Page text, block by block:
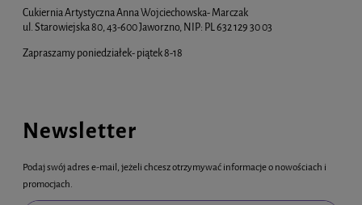
Cukiernia Artystyczna Anna Wojciechowska- Marczak
ul. Starowiejska 80, 43-600 Jaworzno, NIP: PL 632 129 30 03
Zapraszamy poniedziałek- piątek 8-18
Newsletter
Podaj swój adres e-mail, jeżeli chcesz otrzymywać informacje o nowościach i
promocjach.